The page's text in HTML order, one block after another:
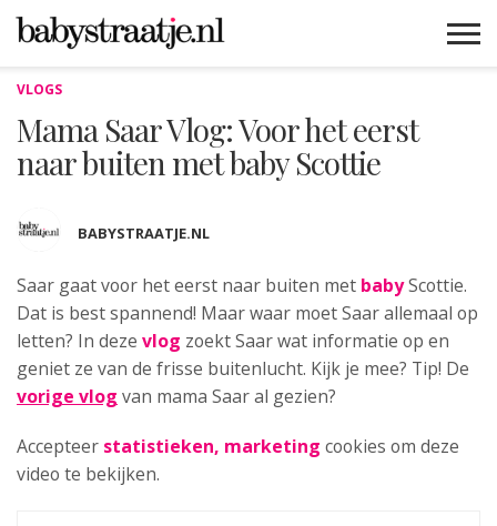
VLOGS
Mama Saar Vlog: Voor het eerst
naar buiten met baby Scottie
BABYSTRAATJE.NL
Saar gaat voor het eerst naar buiten met babyScottie.
Dat is best spannend! Maar waar moet Saar allemaal op
letten? In deze vlog zoekt Saar wat informatie op en
geniet ze van de frisse buitenlucht. Kijk je mee? Tip! De
vorige vlog van mama Saar al gezien?
Accepteer statistieken, marketing cookies om deze
video te bekijken.